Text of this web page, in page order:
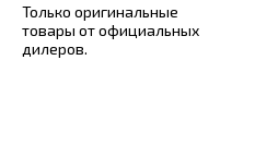
Только оригинальные
товары от официальных
дилеров.